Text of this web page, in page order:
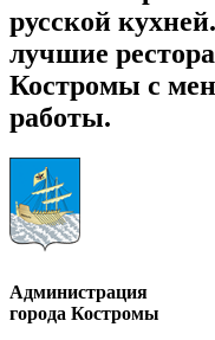
русской
лучшие
Костромы с
работы.
Администрация
города Костромы